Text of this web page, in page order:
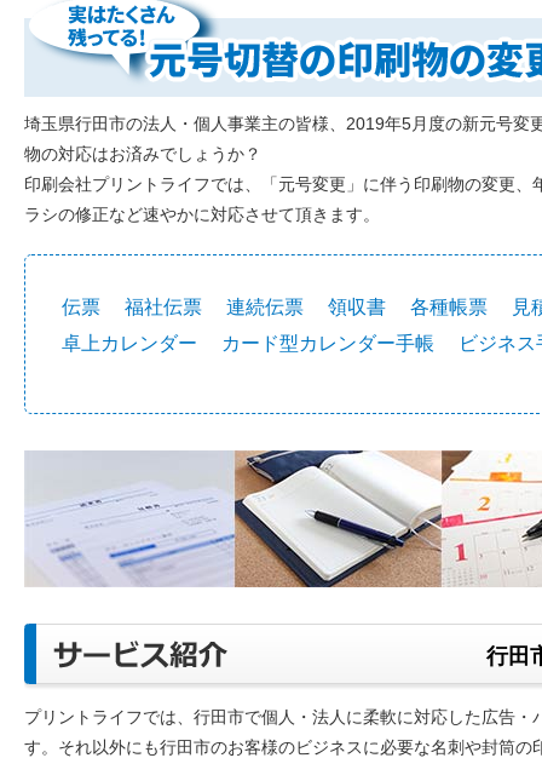
埼玉県行田市の法人・個人事業主の皆様、2019年5月度の新元号変
物の対応はお済みでしょうか？
印刷会社プリントライフでは、「元号変更」に伴う印刷物の変更
ラシの修正など速やかに対応させて頂きます。
伝票 福社伝票 連続伝票 領収書 各種帳票
見
卓上カレンダー
カード型カレンダー手帳 ビジネス
行田
プリントライフでは、行田市で個人・法人に柔軟に対応した広告
す。それ以外にも行田市のお客様のビジネスに必要な名刺や封筒